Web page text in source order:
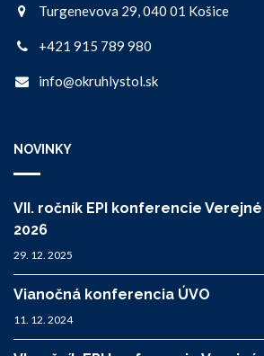
Turgenevova 29, 040 01 Košice
+421 915 789 980
info@okruhlystol.sk
NOVINKY
VII. ročník EPI konferencie
2026
29. 12. 2025
Vianočná konferencia ÚVO
11. 12. 2024